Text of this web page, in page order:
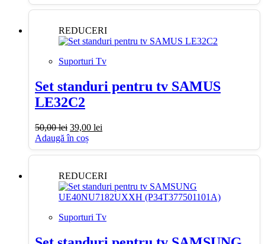
a
fost:
este:
39,00 lei.
REDUCERI
Suporturi Tv
Set standuri pentru tv SAMUS
LE32C2
50,00lei Prețul
inițial
a
fost:
39,00 lei
este:
39,00 lei.
Adaugă în coș
REDUCERI
Suporturi Tv